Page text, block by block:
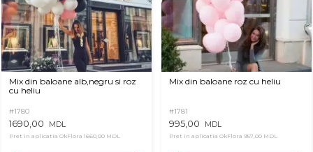
Mix din baloane alb,negru si roz
cu heliu
#1780
1690,00 MDL
Pret in aplicatia OkFlora 1660,00 MDL
Mix din baloane roz cu heliu
#1781
995,00 MDL
Pret in aplicatia OkFlora 957,00 MDL